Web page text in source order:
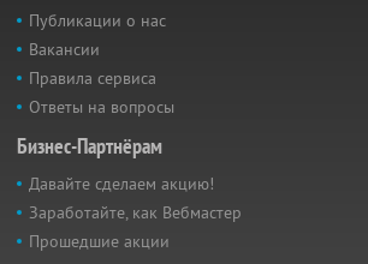
Публикации о нас
Вакансии
Правила сервиса
Ответы на вопросы
Бизнес-Партнёрам
Давайте сделаем акцию!
Заработайте, как Вебмастер
Прошедшие акции